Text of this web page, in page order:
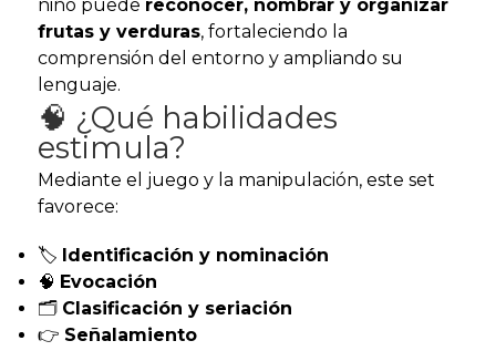
niño puede reconocer, nombrar y organizar
frutas y verduras, fortaleciendo la
comprensión del entorno y ampliando su
lenguaje.
🧠 ¿Qué habilidades
estimula?
Mediante el juego y la manipulación, este set
favorece:
🏷️ Identificación y nominación
🧠 Evocación
🗂️ Clasificación y seriación
👉 Señalamiento